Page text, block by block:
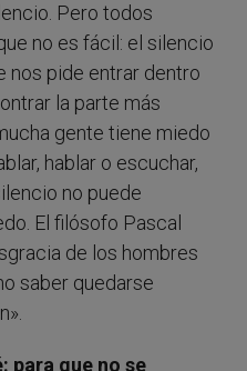
Pero todos
no es fácil: el silencio
nos pide entrar dentro
la parte más
gente tiene miedo
hablar o escuchar,
no puede
El filósofo Pascal
de los hombres
saber quedarse
para que no se